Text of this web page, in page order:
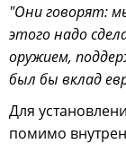
"Они говорят:
этого надо
оружием,
был бы вклад
Для
помимо